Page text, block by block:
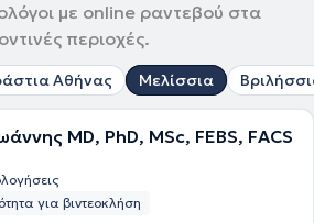
με online ραντεβού στα
περιοχές.
Αθήνας Μελίσσια
MD, PhD, MSc, FEBS, FACS
για βιντεοκλήση